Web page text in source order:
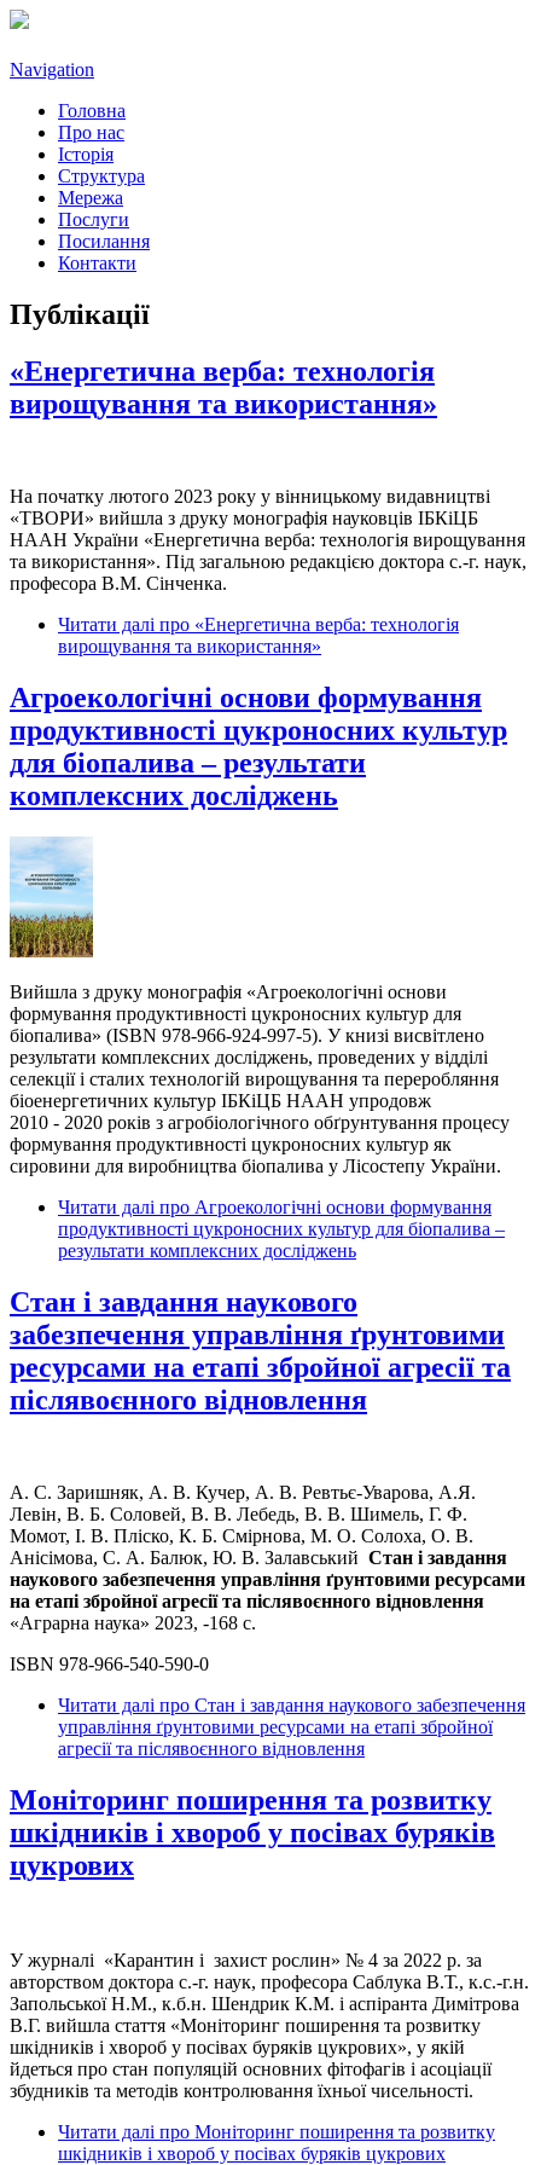
Navigation
Головна
Про нас
Історія
Структура
Мережа
Послуги
Посилання
Контакти
Публікації
«Енергетична верба: технологія
вирощування та використання»
На початку лютого 2023 року у вінницькому видавництві
«ТВОРИ» вийшла з друку монографія науковців ІБКіЦБ
НААН України «Енергетична верба: технологія вирощування
та використання». Під загальною редакцією доктора с.-г. наук,
професора В.М. Сінченка.
Читати далі про «Енергетична верба: технологія
вирощування та використання»
Агроекологічні основи формування
продуктивності цукроносних культур
для біопалива – результати
комплексних досліджень
Вийшла з друку монографія «Агроекологічні основи
формування продуктивності цукроносних культур для
біопалива» (ISBN 978-966-924-997-5). У книзі висвітлено
результати комплексних досліджень, проведених у відділі
селекції і сталих технологій вирощування та переробляння
біоенергетичних культур ІБКіЦБ НААН упродовж
2010 - 2020 років з агробіологічного обґрунтування процесу
формування продуктивності цукроносних культур як
сировини для виробництва біопалива у Лісостепу України.
Читати далі про Агроекологічні основи формування
продуктивності цукроносних культур для біопалива –
результати комплексних досліджень
Стан і завдання наукового
забезпечення управління ґрунтовими
ресурсами на етапі збройної агресії та
післявоєнного відновлення
A. C. Заришняк, А. В. Кучер, А. В. Ревтьє-Уварова, А.Я.
Левін, В. Б. Соловей, В. В. Лебедь, В. В. Шимель, Г. Ф.
Момот, І. В. Пліско, К. Б. Смірнова, М. О. Солоха, О. В.
Анісімова, С. А. Балюк, Ю. В. Залавський Стан і завдання
наукового забезпечення управління ґрунтовими ресурсами
на етапі збройної агресії та післявоєнного відновлення
«Аграрна наука» 2023, -168 с.
ISBN 978-966-540-590-0
Читати далі про Стан і завдання наукового забезпечення
управління ґрунтовими ресурсами на етапі збройної
агресії та післявоєнного відновлення
Моніторинг поширення та розвитку
шкідників і хвороб у посівах буряків
цукрових
У журналі «Карантин і захист рослин» № 4 за 2022 р. за
авторством доктора с.-г. наук, професора Саблука В.Т., к.с.-г.н.
Запольської Н.М., к.б.н. Шендрик К.М. і аспіранта Димітрова
В.Г. вийшла стаття «Моніторинг поширення та розвитку
шкідників і хвороб у посівах буряків цукрових», у якій
йдеться про стан популяцій основних фітофагів і асоціації
збудників та методів контролювання їхньої чисельності.
Читати далі про Моніторинг поширення та розвитку
шкідників і хвороб у посівах буряків цукрових